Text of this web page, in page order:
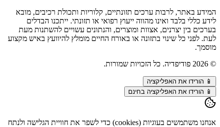
המידע באתר, לרבות ערכים תזונתיים, קלוריות ותכולת רכיבים, מובא
לידע כללי בלבד ואינו מהווה ייעוץ רפואי או תזונתי. ייתכנו הבדלים
בערכים בין יצרנים, אצוות ומוצרים, והנתונים עשויים להשתנות מעת
לעת. לפני כל שינוי בתזונה או באורח החיים מומלץ להיוועץ באיש מקצוע
מוסמך.
©
2026 פודיפדיה. כל הזכויות שמורות.
📱 הורידו את האפליקציה
📱 הורידו את האפליקציה בחינם
אנחנו משתמשים בעוגיות (cookies) כדי לשפר את חוויית הגלישה ולנתח